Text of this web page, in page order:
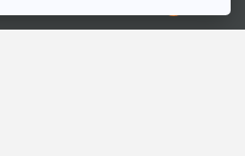
สาธารณะแห่งประเทศไทย